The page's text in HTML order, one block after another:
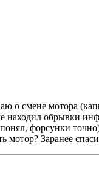
о смене мотора
обрывки
форсунки
Заранее